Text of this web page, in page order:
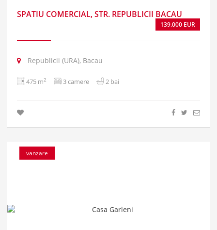
SPATIU COMERCIAL, STR. REPUBLICII BACAU
139.000 EUR
Republicii (URA), Bacau
475 m2 3 camere 2 bai
vanzare